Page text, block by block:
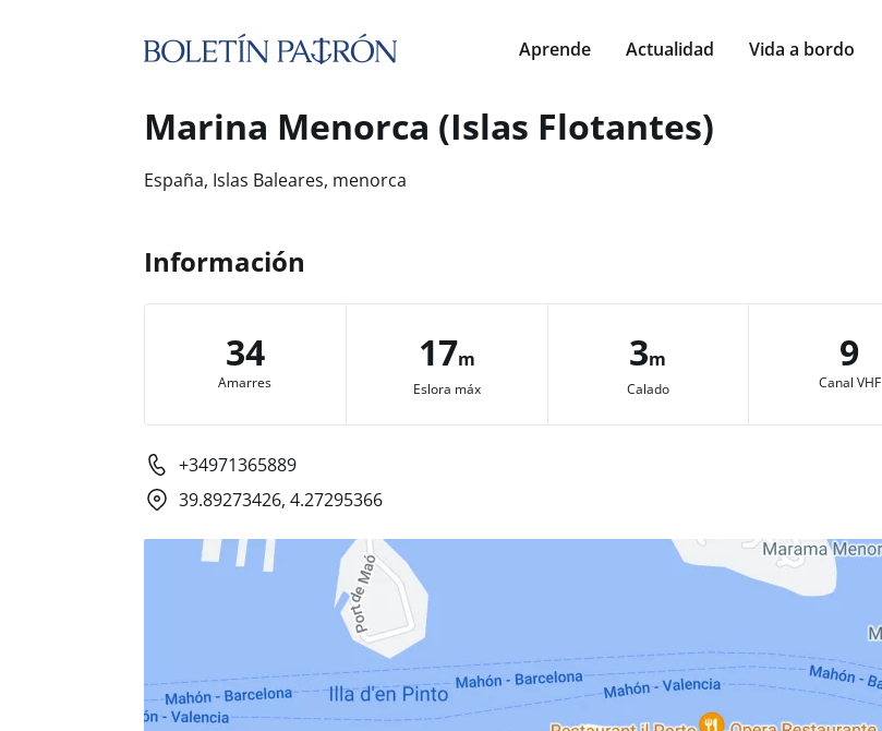
Aprende Actualidad Vida a bordo
Marina Menorca (Islas Flotantes)
España, Islas Baleares, menorca
Información
34
Amarres
17m
Eslora máx
3m
Calado
9
Canal VHF
+34971365889
39.89273426, 4.27295366